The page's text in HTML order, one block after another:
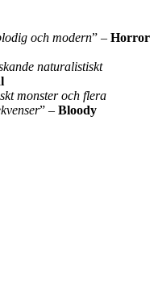
och modern” – Horror
naturalistiskt
monster och flera
” – Bloody